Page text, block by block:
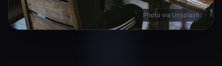
Photo via Unsplash